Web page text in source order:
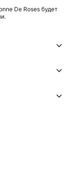
De Roses будет